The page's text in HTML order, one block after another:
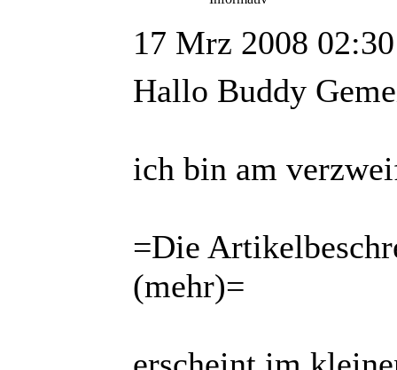
17 Mrz 2008 02:30
Hallo Buddy
ich bin am
=Die
(mehr)=